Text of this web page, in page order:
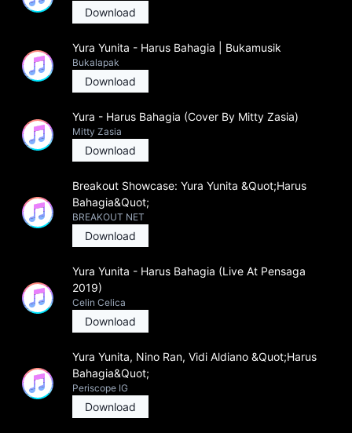
Download
Yura Yunita - Harus Bahagia | Bukamusik
Bukalapak
Download
Yura - Harus Bahagia (Cover By Mitty Zasia)
Mitty Zasia
Download
Breakout Showcase: Yura Yunita &Quot;Harus
Bahagia&Quot;
BREAKOUT NET
Download
Yura Yunita - Harus Bahagia (Live At Pensaga
2019)
Celin Celica
Download
Yura Yunita, Nino Ran, Vidi Aldiano &Quot;Harus
Bahagia&Quot;
Periscope IG
Download